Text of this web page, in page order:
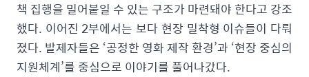
책 집행을 밀어붙일 수 있는 구조가 마련돼야 한다고 강조
했다. 이어진 2부에서는 보다 현장 밀착형 이슈들이 다뤄
졌다. 발제자들은 ‘공정한 영화 제작 환경’과 ‘현장 중심의
지원체계’를 중심으로 이야기를 풀어나갔다.